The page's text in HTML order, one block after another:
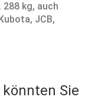
288 kg, auch
JCB,
Sie